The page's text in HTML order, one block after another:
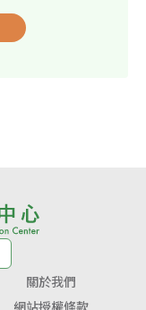
關於我們
網站授權條款